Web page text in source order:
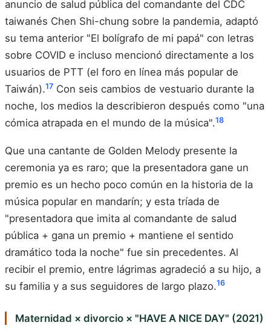
anuncio de salud pública del comandante del CDC
taiwanés Chen Shi-chung sobre la pandemia, adaptó
su tema anterior "El bolígrafo de mi papá" con letras
sobre COVID e incluso mencionó directamente a los
usuarios de PTT (el foro en línea más popular de
Taiwán).17 Con seis cambios de vestuario durante la
noche, los medios la describieron después como "una
cómica atrapada en el mundo de la música".18
Que una cantante de Golden Melody presente la
ceremonia ya es raro; que la presentadora gane un
premio es un hecho poco común en la historia de la
música popular en mandarín; y esta tríada de
"presentadora que imita al comandante de salud
pública + gana un premio + mantiene el sentido
dramático toda la noche" fue sin precedentes. Al
recibir el premio, entre lágrimas agradeció a su hijo, a
su familia y a sus seguidores de largo plazo.16
Maternidad × divorcio × "HAVE A NICE DAY" (2021)